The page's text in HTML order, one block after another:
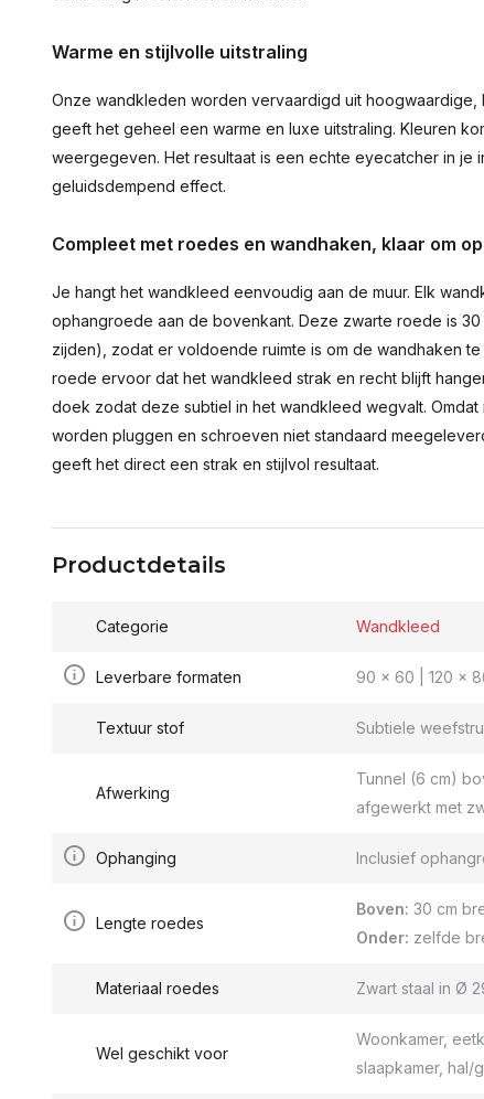
Warme en stijlvolle uitstraling
Onze wandkleden worden vervaardigd uit
geeft het geheel een warme en luxe uitstraling. Kleuren
weergegeven. Het resultaat is een echte eyecatcher in je
geluidsdempend effect.
Compleet met roedes en wandhaken, klaar om
Je hangt het wandkleed eenvoudig aan de muur. Elk
ophangroede aan de bovenkant. Deze zwarte roede is
zijden), zodat er voldoende ruimte is om de wandhaken
roede ervoor dat het wandkleed strak en recht blijft
doek zodat deze subtiel in het wandkleed wegvalt.
worden pluggen en schroeven niet standaard
geeft het direct een strak en stijlvol resultaat.
Productdetails
Categorie Wandkleed
Leverbare formaten 90 x 60 | 120 x
Textuur stof Subtiele
Afwerking
Tunnel (6 cm)
afgewerkt met
Ophanging Inclusief
Lengte roedes
Boven: 30 cm
Onder: zelfde
Materiaal roedes Zwart staal in Ø
Wel geschikt voor
Woonkamer,
slaapkamer, hal/